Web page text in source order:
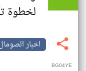
لخطوة
اخبار
BG04YE